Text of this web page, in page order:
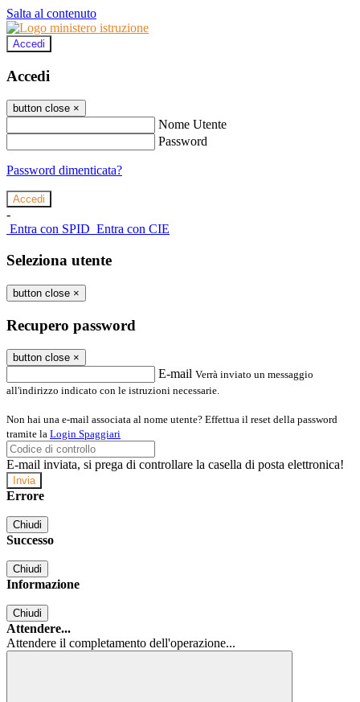
Salta al contenuto
Accedi
Accedi
button close ×
Nome Utente
Password
Password dimenticata?
-
Entra con SPID Entra con CIE
Seleziona utente
button close ×
Recupero password
button close ×
E-mail Verrà inviato un messaggio
all'indirizzo indicato con le istruzioni necessarie.
Non hai una e-mail associata al nome utente? Effettua il reset della password
tramite la Login Spaggiari
E-mail inviata, si prega di controllare la casella di posta elettronica!
Errore
Chiudi
Successo
Chiudi
Informazione
Chiudi
Attendere...
Attendere il completamento dell'operazione...